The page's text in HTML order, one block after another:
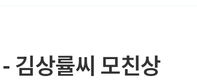
김상률씨 모친상